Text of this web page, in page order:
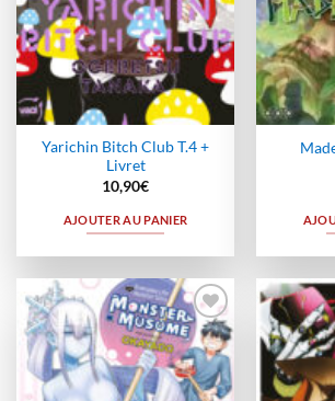
Yarichin Bitch Club T.4 +
Livret
10,90€
AJOUTER AU PANIER
Ajouter
à la
wishlist